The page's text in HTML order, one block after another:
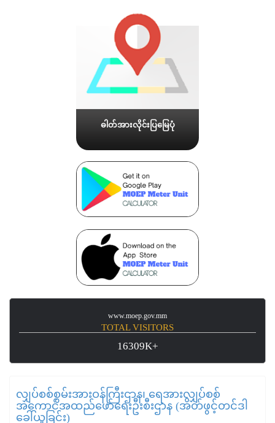
ဓါတ်အားလိုင်းပြမြေပုံ
www.moep.gov.mm
TOTAL VISITORS
16309K+
လျှပ်စစ်စွမ်းအားဝန်ကြီးဌာန၊ ရေအားလျှပ်စစ်
အကောင်အထည်ဖော်ရေးဦးစီးဌာန (အိတ်ဖွင့်တင်ဒါ
ခေါ်ယူခြင်း)